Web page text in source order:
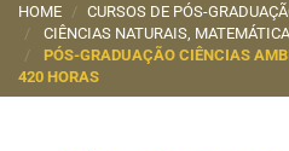
HOME
CURSOS DE PÓS-
CIÊNCIAS NATURAIS,
PÓS-GRADUAÇÃO CIÊNCIAS
420 HORAS